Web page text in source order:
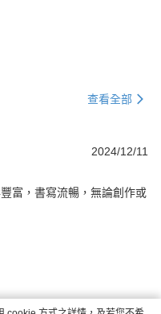
查看全部
2024/12/11
富，書寫流暢，無論創作或